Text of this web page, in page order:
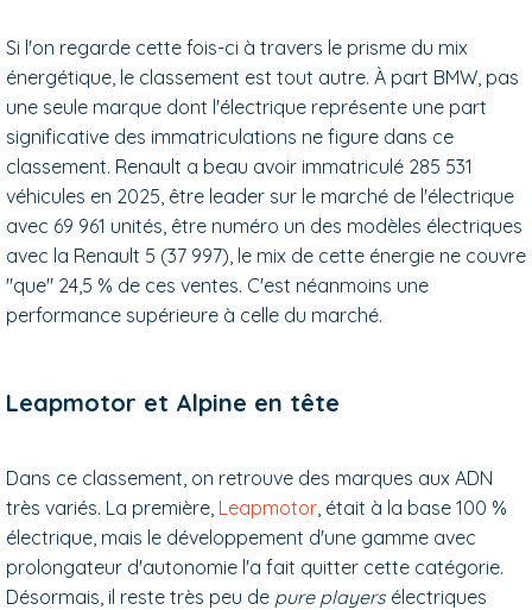
Si l'on regarde cette fois-ci à travers le prisme du mix
énergétique, le classement est tout autre. À part BMW, pas
une seule marque dont l'électrique représente une part
significative des immatriculations ne figure dans ce
classement. Renault a beau avoir immatriculé 285 531
véhicules en 2025, être leader sur le marché de l'électrique
avec 69 961 unités, être numéro un des modèles électriques
avec la Renault 5 (37 997), le mix de cette énergie ne couvre
"que" 24,5 % de ces ventes. C'est néanmoins une
performance supérieure à celle du marché.
Leapmotor et Alpine en tête
Dans ce classement, on retrouve des marques aux ADN
très variés. La première, Leapmotor , était à la base 100 %
électrique, mais le développement d'une gamme avec
prolongateur d'autonomie l'a fait quitter cette catégorie.
Désormais, il reste très peu de pure playersélectriques